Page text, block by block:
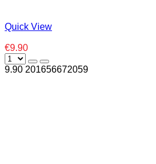
Quick View
€9.90
9.90 201656672059